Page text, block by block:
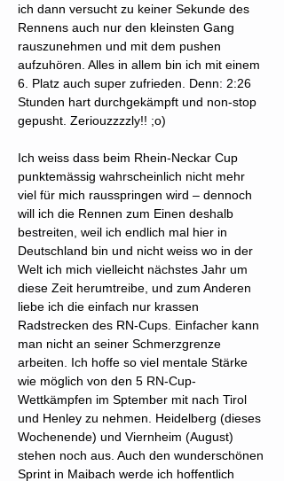
ich dann versucht zu keiner Sekunde des
Rennens auch nur den kleinsten Gang
rauszunehmen und mit dem pushen
aufzuhören. Alles in allem bin ich mit einem
6. Platz auch super zufrieden. Denn: 2:26
Stunden hart durchgekämpft und non-stop
gepusht. Zeriouzzzzly!! ;o)
Ich weiss dass beim Rhein-Neckar Cup
punktemässig wahrscheinlich nicht mehr
viel für mich rausspringen wird – dennoch
will ich die Rennen zum Einen deshalb
bestreiten, weil ich endlich mal hier in
Deutschland bin und nicht weiss wo in der
Welt ich mich vielleicht nächstes Jahr um
diese Zeit herumtreibe, und zum Anderen
liebe ich die einfach nur krassen
Radstrecken des RN-Cups. Einfacher kann
man nicht an seiner Schmerzgrenze
arbeiten. Ich hoffe so viel mentale Stärke
wie möglich von den 5 RN-Cup-
Wettkämpfen im Sptember mit nach Tirol
und Henley zu nehmen. Heidelberg (dieses
Wochenende) und Viernheim (August)
stehen noch aus. Auch den wunderschönen
Sprint in Maibach werde ich hoffentlich